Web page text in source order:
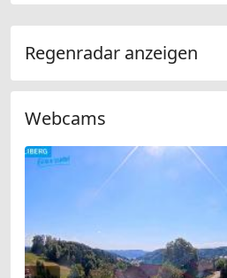
Regenradar anzeigen
Webcams